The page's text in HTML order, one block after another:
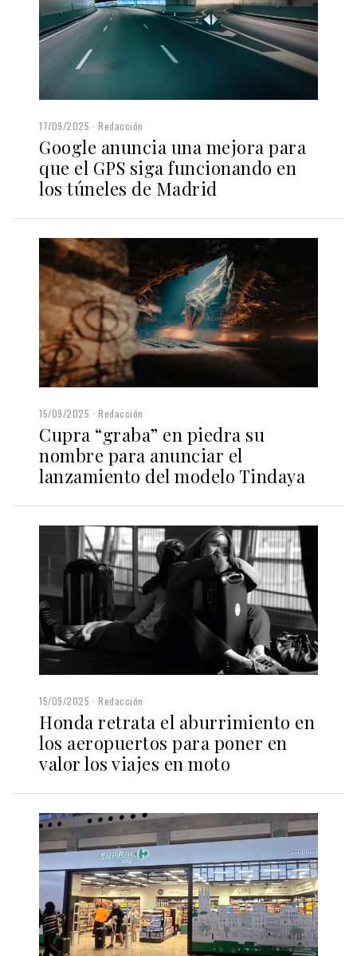
17/09/2025 Redacción
Google anuncia una mejora para
que el GPS siga funcionando en
los túneles de Madrid
15/09/2025 Redacción
Cupra “graba” en piedra su
nombre para anunciar el
lanzamiento del modelo Tindaya
15/09/2025 Redacción
Honda retrata el aburrimiento en
los aeropuertos para poner en
valor los viajes en moto